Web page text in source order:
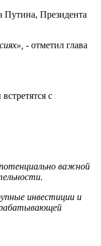
Путина, Президента
- отметил глава
с
важной
инвестиции и